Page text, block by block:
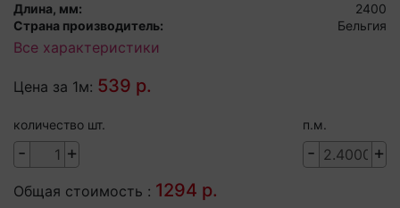
Длина, мм:
2400
Страна производитель:
Бельгия
Все характеристики
Цена за 1м: 539 р.
количество шт.
- +
п.м.
- +
Общая стоимость : 1294 р.